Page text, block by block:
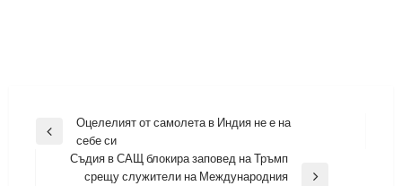
Навигация
Previous
Оцелелият от самолета в Индия не е на
себе си
Съдия в САЩ блокира заповед на Тръмп
срещу служители на Международния